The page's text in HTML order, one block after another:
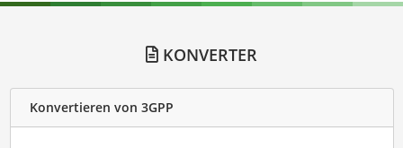
KONVERTER
Konvertieren von 3GPP